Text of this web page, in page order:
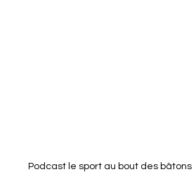
Podcast le sport au bout des bâtons